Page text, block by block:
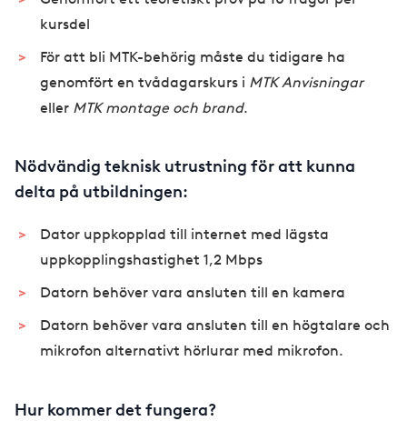
kursdel
För att bli MTK-behörig måste du tidigare ha
genomfört en tvådagarskurs i MTK Anvisningar
eller MTK montage och brand.
Nödvändig teknisk utrustning för att kunna
delta på utbildningen:
Dator uppkopplad till internet med lägsta
uppkopplingshastighet 1,2 Mbps
Datorn behöver vara ansluten till en kamera
Datorn behöver vara ansluten till en högtalare och
mikrofon alternativt hörlurar med mikrofon.
Hur kommer det fungera?